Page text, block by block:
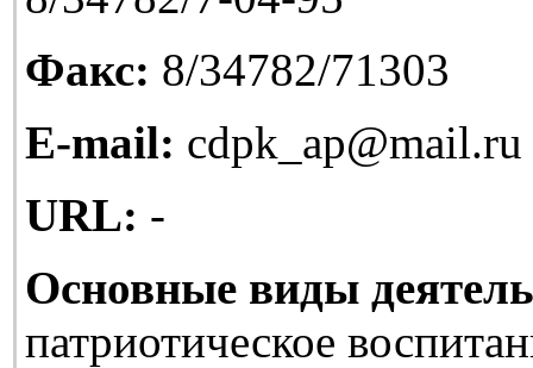
Факс: 8/34782/71303
E-mail: cdpk_ap@mail.ru
URL: -
Основные виды
патриотическое